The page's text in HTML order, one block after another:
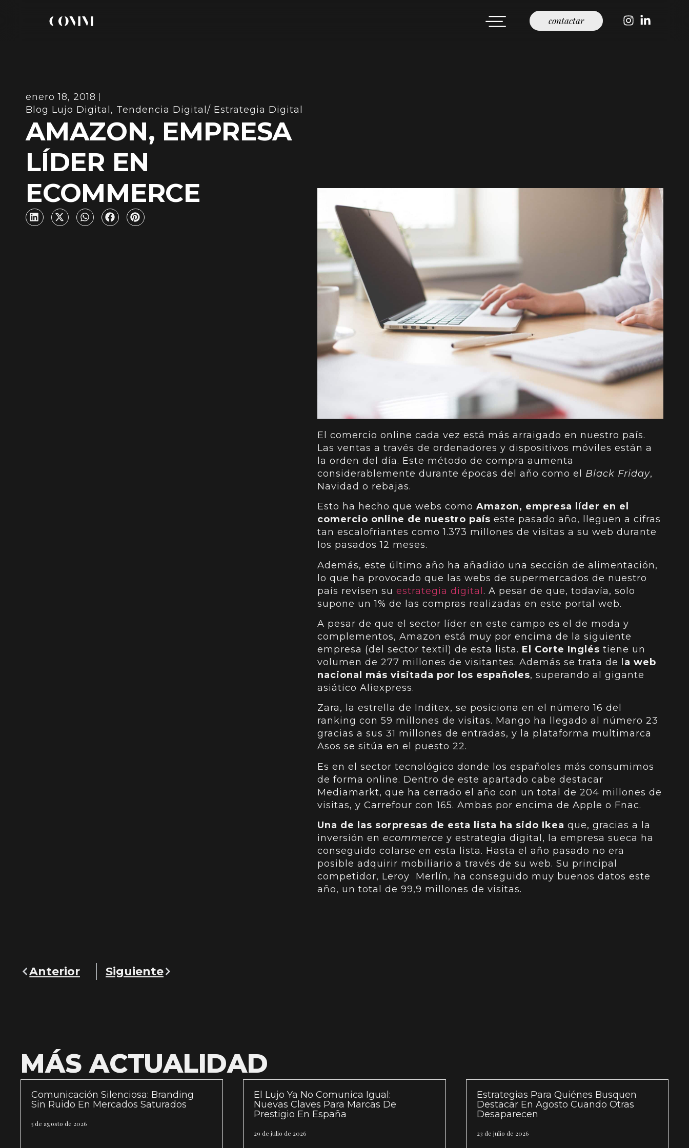
contactar
enero 18, 2018
Blog Lujo Digital , Tendencia Digital/ Estrategia Digital
AMAZON, EMPRESA
LÍDER EN
ECOMMERCE
El comercio online cada vez está más arraigado en nuestro país.
Las ventas a través de ordenadores y dispositivos móviles están a
la orden del día. Este método de compra aumenta
considerablemente durante épocas del año como el Black Friday,
Navidad o rebajas.
Esto ha hecho que webs como Amazon, empresa líder en el
comercio online de nuestro país este pasado año, lleguen a cifras
tan escalofriantes como 1.373 millones de visitas a su web durante
los pasados 12 meses.
Además, este último año ha añadido una sección de alimentación,
lo que ha provocado que las webs de supermercados de nuestro
país revisen su estrategia digital. A pesar de que, todavía, solo
supone un 1% de las compras realizadas en este portal web.
A pesar de que el sector líder en este campo es el de moda y
complementos, Amazon está muy por encima de la siguiente
empresa (del sector textil) de esta lista. El Corte Inglés tiene un
volumen de 277 millones de visitantes. Además se trata de l a web
nacional más visitada por los españoles, superando al gigante
asiático Aliexpress.
Zara, la estrella de Inditex, se posiciona en el número 16 del
ranking con 59 millones de visitas. Mango ha llegado al número 23
gracias a sus 31 millones de entradas, y la plataforma multimarca
Asos se sitúa en el puesto 22.
Es en el sector tecnológico donde los españoles más consumimos
de forma online. Dentro de este apartado cabe destacar
Mediamarkt, que ha cerrado el año con un total de 204 millones de
visitas, y Carrefour con 165. Ambas por encima de Apple o Fnac.
Una de las sorpresas de esta lista ha sido Ikea que, gracias a la
inversión en ecommerce y estrategia digital, la empresa sueca ha
conseguido colarse en esta lista. Hasta el año pasado no era
posible adquirir mobiliario a través de su web. Su principal
competidor, Leroy Merlín, ha conseguido muy buenos datos este
año, un total de 99,9 millones de visitas.
Anterior Siguiente
MÁS ACTUALIDAD
Comunicación Silenciosa: Branding
Sin Ruido En Mercados Saturados
5 de agosto de 2026
El Lujo Ya No Comunica Igual:
Nuevas Claves Para Marcas De
Prestigio En España
29 de julio de 2026
Estrategias Para Quiénes Busquen
Destacar En Agosto Cuando Otras
Desaparecen
23 de julio de 2026